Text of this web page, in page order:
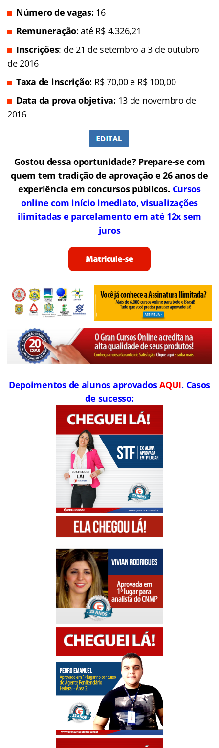
Número de vagas: 16
Remuneração: até R$ 4.326,21
Inscrições: de 21 de setembro a 3 de outubro
de 2016
Taxa de inscrição: R$ 70,00 e R$ 100,00
Data da prova objetiva: 13 de novembro de
2016
Gostou dessa oportunidade? Prepare-se com
quem tem tradição de aprovação e 26 anos de
experiência em concursos públicos. Cursos
online com início imediato, visualizações
ilimitadas e parcelamento em até 12x sem
juros
Depoimentos de alunos aprovadosAQUI. Casos
de sucesso: